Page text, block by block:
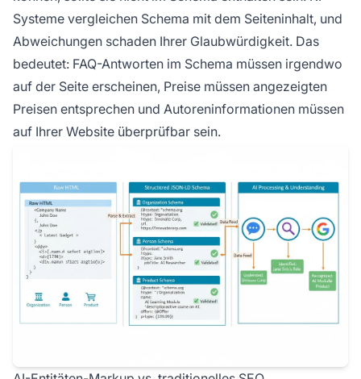
Systeme vergleichen Schema mit dem Seiteninhalt, und
Abweichungen schaden Ihrer Glaubwürdigkeit. Das
bedeutet: FAQ-Antworten im Schema müssen irgendwo
auf der Seite erscheinen, Preise müssen angezeigten
Preisen entsprechen und Autoreninformationen müssen
auf Ihrer Website überprüfbar sein.